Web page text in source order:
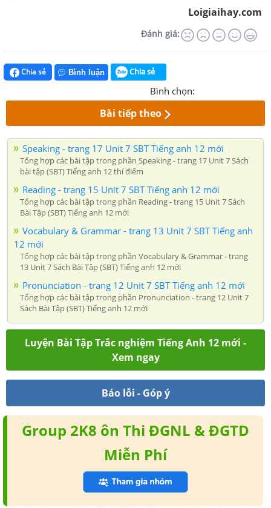
Loigiaihay.com
Đánh giá:
Chia sẻ Bình luận Chia sẻ
Bình chọn:
Bài tiếp theo
Speaking - trang 17 Unit 7 SBT Tiếng anh 12 mới
Tổng hợp các bài tập trong phần Speaking - trang 17 Unit 7 Sách
bài tập (SBT) Tiếng anh 12 thí điểm
Reading - trang 15 Unit 7 SBT Tiếng anh 12 mới
Tổng hợp các bài tập trong phần Reading - trang 15 Unit 7 Sách
Bài Tập (SBT) Tiếng anh 12 mới
Vocabulary & Grammar - trang 13 Unit 7 SBT Tiếng anh
12 mới
Tổng hợp các bài tập trong phần Vocabulary & Grammar - trang
13 Unit 7 Sách Bài Tập (SBT) Tiếng anh 12 mới
Pronunciation - trang 12 Unit 7 SBT Tiếng anh 12 mới
Tổng hợp các bài tập trong phần Pronunciation - trang 12 Unit 7
Sách Bài Tập (SBT) Tiếng anh 12 mới
Luyện Bài Tập Trắc nghiệm Tiếng Anh 12 mới -
Xem ngay
Báo lỗi - Góp ý
Group 2K8 ôn Thi ĐGNL & ĐGTD
Miễn Phí